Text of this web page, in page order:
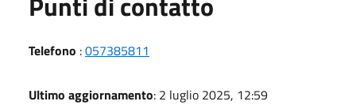
Telefono :057385811
Ultimo aggiornamento: 2 luglio 2025, 12:59